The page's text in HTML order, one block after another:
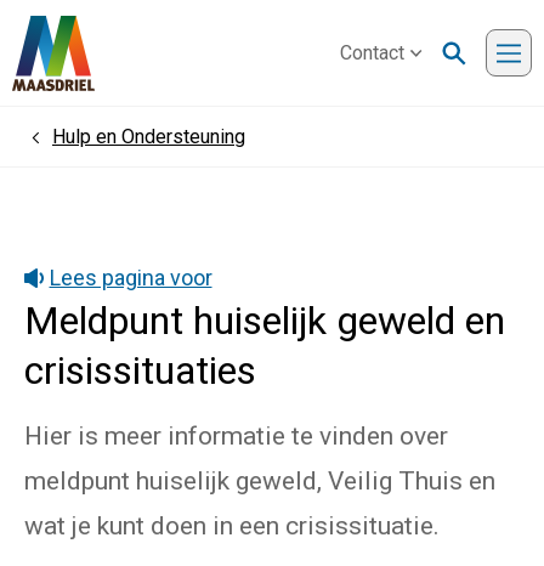
Contact
HomeHulp en Ondersteuning
Lees pagina voor
Meldpunt huiselijk geweld en
crisissituaties
Hier is meer informatie te vinden over
meldpunt huiselijk geweld, Veilig Thuis en
wat je kunt doen in een crisissituatie.